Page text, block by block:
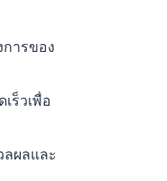
ารของ
ร็วเพื่อ
ผลและ